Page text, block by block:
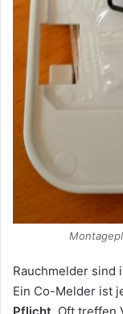
Rauchmelder sind
Ein Co-Melder ist